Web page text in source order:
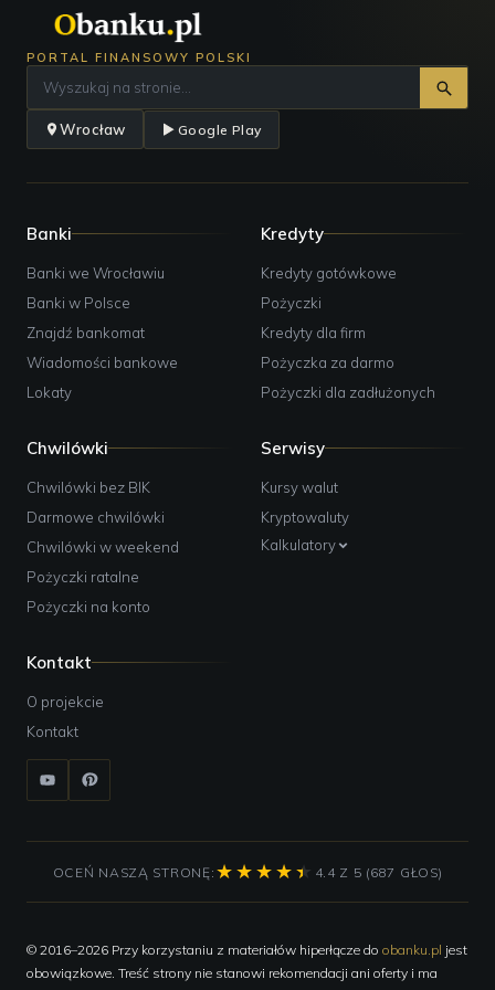
Kontakt:+48 22 893 55 60;
Godziny pracy:poniedziałek 10:30–18:00, wtorek 09:30–
17:00, środa 09:30–17:00, czwartek 09:30–17:00, piątek
09:30–17:00, sobota Zamknięte, niedziela Zamknięte;
PORTAL FINANSOWY POLSKI
Wrocław Google Play
Banki
Banki we Wrocławiu
Banki w Polsce
Znajdź bankomat
Wiadomości bankowe
Lokaty
Kredyty
Kredyty gotówkowe
Pożyczki
Kredyty dla firm
Pożyczka za darmo
Pożyczki dla zadłużonych
Chwilówki
Chwilówki bez BIK
Darmowe chwilówki
Chwilówki w weekend
Pożyczki ratalne
Pożyczki na konto
Serwisy
Kursy walut
Kryptowaluty
Kalkulatory
Kontakt
O projekcie
Kontakt
OCEŃ NASZĄ STRONĘ: 4.4 Z 5 (687 GŁOS)
© 2016–2026 Przy korzystaniu z materiałów hiperłącze do obanku.pl jest
obowiązkowe. Treść strony nie stanowi rekomendacji ani oferty i ma